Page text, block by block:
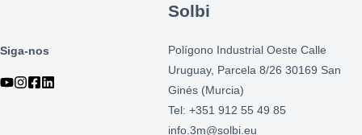
Siga-nos
Solbi
Polígono Industrial Oeste Calle
Uruguay, Parcela 8/26 30169 San
Ginés (Murcia)
Tel: +351 912 55 49 85
info.3m@solbi.eu